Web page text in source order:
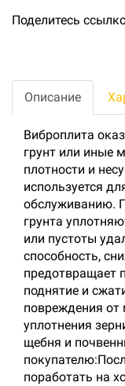
Поделитесь
Описание
Виброплита
грунт или иные
плотности и
используется
обслуживанию.
грунта
или пустоты
способность,
предотвращает
поднятие и
повреждения от
уплотнения
щебня и
поработать на